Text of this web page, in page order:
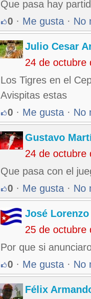
Que pasa hay
0 · Me gusta · No
Julio Cesar
24 de octubre
Los Tigres en el
Avispitas estas
0 · Me gusta · No
Gustavo
24 de octubre
Que pasa con el
0 · Me gusta · No
José
25 de octubre
Por que si
0 · Me gusta · No
Félix